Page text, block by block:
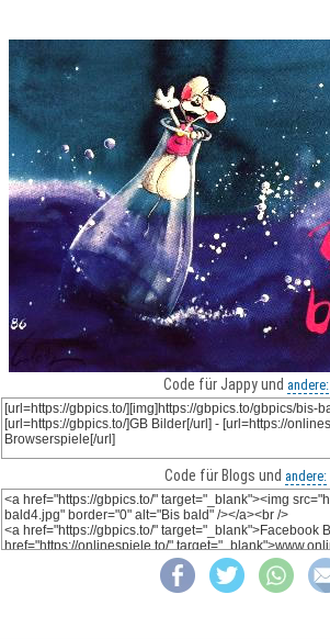
Code für Jappy und andere:
Code für Blogs und andere: